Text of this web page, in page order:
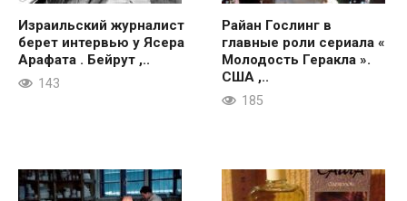
Израильский журналист
берет интервью у Ясера
Арафата . Бейрут ,..
143
Райан Гослинг в
главные роли сериала «
Молодость Геракла ».
США ,..
185